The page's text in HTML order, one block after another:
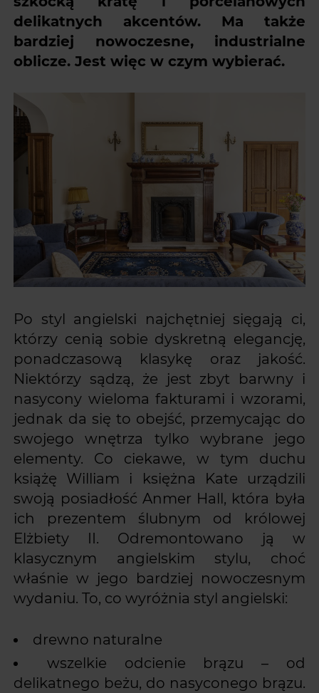
delikatnych akcentów. Ma także
bardziej nowoczesne, industrialne
oblicze. Jest więc w czym wybierać.
Po styl angielski najchętniej sięgają ci,
którzy cenią sobie dyskretną elegancję,
ponadczasową klasykę oraz jakość.
Niektórzy sądzą, że jest zbyt barwny i
nasycony wieloma fakturami i wzorami,
jednak da się to obejść, przemycając do
swojego wnętrza tylko wybrane jego
elementy. Co ciekawe, w tym duchu
książę William i księżna Kate urządzili
swoją posiadłość Anmer Hall, która była
ich prezentem ślubnym od królowej
Elżbiety II. Odremontowano ją w
klasycznym angielskim stylu, choć
właśnie w jego bardziej nowoczesnym
wydaniu. To, co wyróżnia styl angielski:
drewno naturalne
wszelkie odcienie brązu – od
delikatnego beżu, do nasyconego brązu.